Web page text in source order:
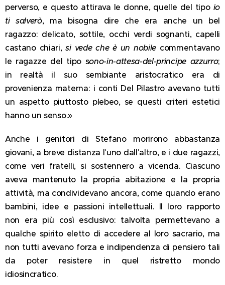
perverso, e questo attirava le donne, quelle del tipo io
ti salverò, ma bisogna dire che era anche un bel
ragazzo: delicato, sottile, occhi verdi sognanti, capelli
castano chiari,si vede che è un nobilecommentavano
le ragazze del tipo sono-in-attesa-del-principe azzurro;
in realtà il suo sembiante aristocratico era di
provenienza materna: i conti Del Pilastro avevano tutti
un aspetto piuttosto plebeo, se questi criteri estetici
hanno un senso.»
Anche i genitori di Stefano morirono abbastanza
giovani, a breve distanza l'uno dall'altro, e i due ragazzi,
come veri fratelli, si sostennero a vicenda. Ciascuno
aveva mantenuto la propria abitazione e la propria
attività, ma condividevano ancora, come quando erano
bambini, idee e passioni intellettuali. Il loro rapporto
non era più così esclusivo: talvolta permettevano a
qualche spirito eletto di accedere al loro sacrario, ma
non tutti avevano forza e indipendenza di pensiero tali
da poter resistere in quel ristretto mondo
idiosincratico.